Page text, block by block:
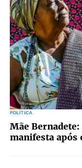
POLÍTICA
Mãe
manifesta após